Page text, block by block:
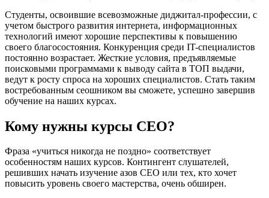
Студенты, освоившие всевозможные диджитал-профессии, с
учетом быстрого развития интернета, информационных
технологий имеют хорошие перспективы к повышению
своего благосостояния. Конкуренция среди IT-специалистов
постоянно возрастает. Жесткие условия, предъявляемые
поисковыми программами к выводу сайта в ТОП выдачи,
ведут к росту спроса на хороших специалистов. Стать таким
востребованным сеошником вы сможете, успешно завершив
обучение на наших курсах.
Кому нужны курсы СЕО?
Фраза «учиться никогда не поздно» соответствует
особенностям наших курсов. Контингент слушателей,
решивших начать изучение азов СЕО или тех, кто хочет
повысить уровень своего мастерства, очень обширен.